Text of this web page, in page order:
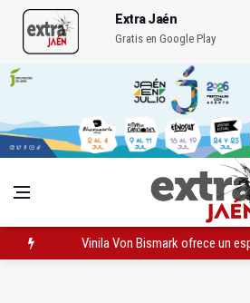
Extra Jaén
Gratis en Google Play
Vinila Von Bismark ofrece un